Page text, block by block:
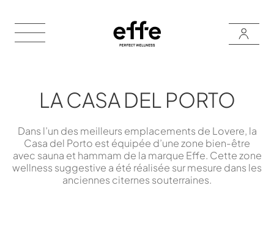
LA CASA DEL PORTO
Dans l’un des meilleurs emplacements de Lovere, la
Casa del Porto est équipée d’une zone bien-être
avec sauna et hammam de la marque Effe. Cette zone
wellness suggestive a été réalisée sur mesure dans les
anciennes citernes souterraines.